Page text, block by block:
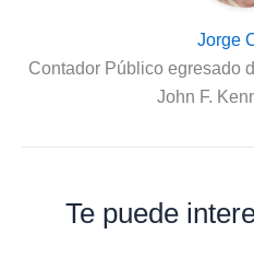
Jorge
Contador Público egresado
John F.
Te puede